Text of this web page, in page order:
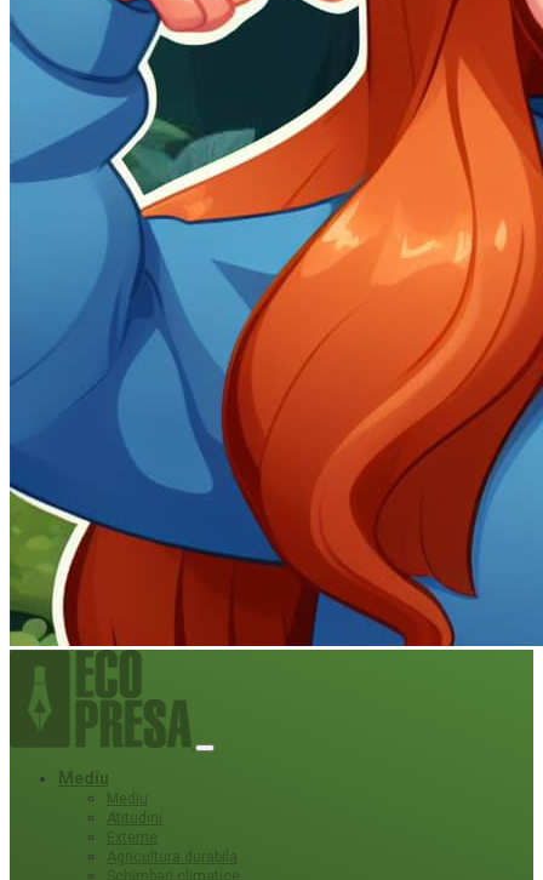
Mediu
Mediu
Atitudini
Externe
Agricultura durabila
Schimbari climatice